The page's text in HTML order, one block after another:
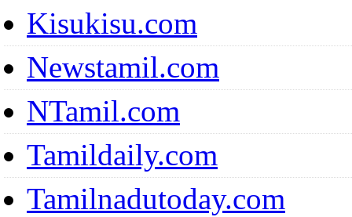
Kisukisu.com
Newstamil.com
NTamil.com
Tamildaily.com
Tamilnadutoday.com